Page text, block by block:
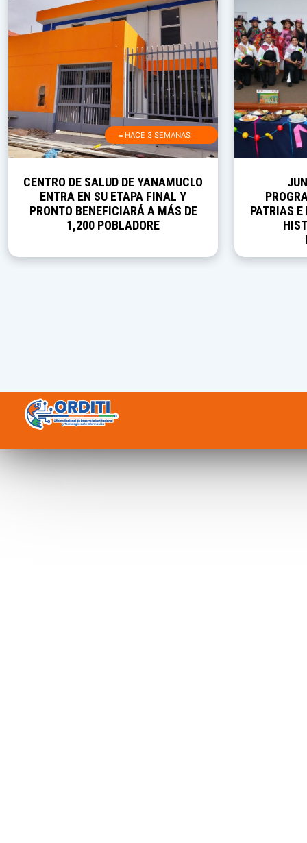
≡ HACE 3 SEMANAS
CENTRO DE SALUD DE YANAMUCLO
ENTRA EN SU ETAPA FINAL Y
PRONTO BENEFICIARÁ A MÁS DE
1,200 POBLADORE
PATRIAS